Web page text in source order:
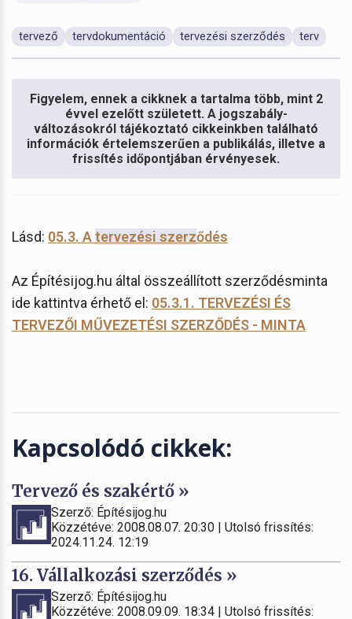
tervező tervdokumentáció tervezési szerződés terv
Figyelem, ennek a cikknek a tartalma több, mint 2
évvel ezelőtt született. A jogszabály-
változásokról tájékoztató cikkeinkben található
információk értelemszerűen a publikálás, illetve a
frissítés időpontjában érvényesek.
Lásd: 05.3. Atervezési szerződés
Az Építésijog.hu által összeállított szerződésminta
ide kattintva érhető el: 05.3.1. TERVEZÉSI ÉS
TERVEZŐI MŰVEZETÉSI SZERZŐDÉS - MINTA
Kapcsolódó cikkek:
Tervező és szakértő »
Szerző: Építésijog.hu
Közzétéve: 2008.08.07. 20:30 | Utolsó frissítés:
2024.11.24. 12:19
16. Vállalkozási szerződés »
Szerző: Építésijog.hu
Közzétéve: 2008.09.09. 18:34 | Utolsó frissítés: